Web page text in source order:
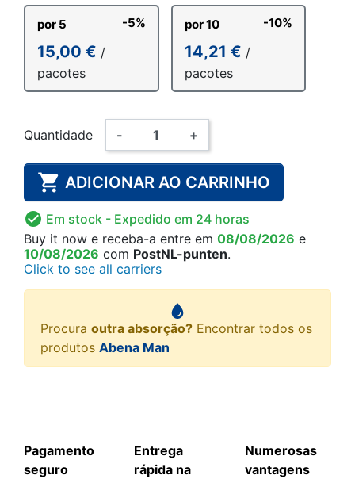
por 5 -5%
15,00 € /
pacotes
por 10 -10%
14,21 € /
pacotes
Quantidade - +
 ADICIONAR AO CARRINHO
 Em stock - Expedido em 24 horas
Buy it now e receba-a entre em 08/08/2026 e
10/08/2026 com PostNL-punten.
Click to see all carriers
Procura outra absorção? Encontrar todos os
produtos Abena Man
Pagamento
seguro
Entrega
rápida na
Numerosas
vantagens